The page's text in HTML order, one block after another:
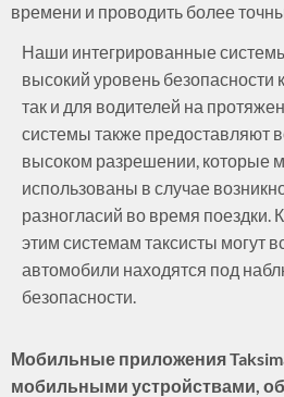
времени и проводить более
Наши интегрированные
высокий уровень безопасности
так и для водителей на
системы также предоставляют
высоком разрешении, которые
использованы в случае
разногласий во время поездки.
этим системам таксисты могут
автомобили находятся под
безопасности.
Мобильные приложения
мобильными устройствами,